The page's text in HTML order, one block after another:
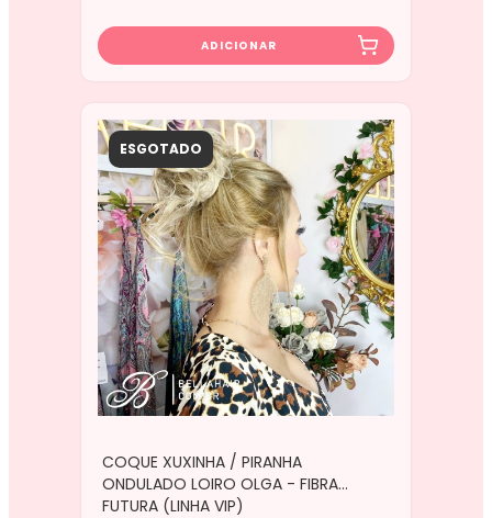
ESGOTADO
COQUE XUXINHA / PIRANHA
ONDULADO LOIRO OLGA - FIBRA
FUTURA (LINHA VIP)